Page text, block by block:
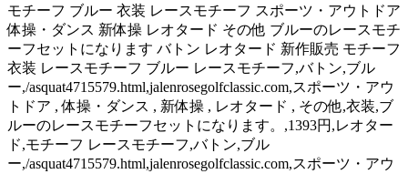
モチーフ ブルー 衣装 レースモチーフ スポーツ・アウトドア
体操・ダンス 新体操 レオタード その他 ブルーのレースモチ
ーフセットになります バトン レオタード 新作販売 モチーフ
衣装 レースモチーフ ブルー レースモチーフ,バトン,ブル
ー,/asquat4715579.html,jalenrosegolfclassic.com,スポーツ・アウ
トドア , 体操・ダンス , 新体操 , レオタード , その他,衣装,ブ
ルーのレースモチーフセットになります。,1393円,レオター
ド,モチーフ レースモチーフ,バトン,ブル
ー,/asquat4715579.html,jalenrosegolfclassic.com,スポーツ・アウ